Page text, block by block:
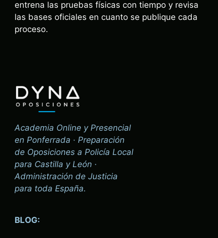
entrena las pruebas físicas con tiempo y revisa
las bases oficiales en cuanto se publique cada
proceso.
Academia Online y Presencial
en Ponferrada · Preparación
de Oposiciones a Policía Local
para Castilla y León ·
Administración de Justicia
para toda España.
BLOG: